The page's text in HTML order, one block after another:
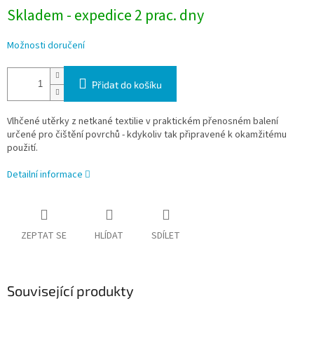
Skladem - expedice 2 prac. dny
Možnosti doručení
Přidat do košíku
Vlhčené utěrky z netkané textilie v praktickém přenosném balení
určené pro čištění povrchů - kdykoliv tak připravené k okamžitému
použití.
Detailní informace
ZEPTAT SE HLÍDAT SDÍLET
Související produkty